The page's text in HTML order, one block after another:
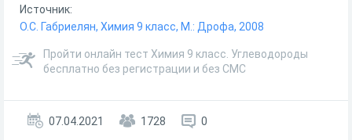
Источник:
О.С. Габриелян, Химия 9 класс, М.: Дрофа, 2008
Пройти онлайн тест Химия 9 класс. Углеводороды
бесплатно без регистрации и без СМС
07.04.2021 1728 0